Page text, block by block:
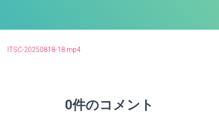
ITSC-20250818-18.mp4
0件のコメント